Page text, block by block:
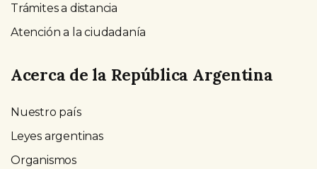
Trámites a distancia
Atención a la ciudadanía
Acerca de la República Argentina
Nuestro país
Leyes argentinas
Organismos